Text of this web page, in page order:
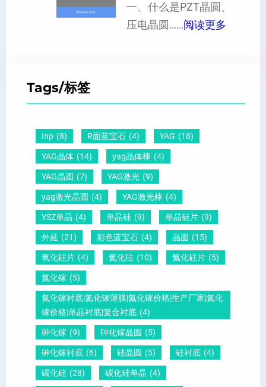
硅
）
或
者
因
？
给
你
说
明
晶
向
晶
向
1
1
0
怎
？
一、什么是PZT晶圆、
压电晶圆……阅读更多
晶
Tags/标签
Inp (8) R面蓝宝石 (4) YAG (18)
YAG晶体 (14) yag晶体棒 (4)
YAG晶圆 (7) YAG激光 (9)
yag激光晶圆 (4) YAG激光棒 (4)
YSZ单晶 (4) 单晶硅 (9) 单晶硅片 (9)
外延 (21) 彩色蓝宝石 (4) 晶圆 (15)
氧化硅片 (4) 氮化硅 (10) 氮化硅片 (5)
氮化镓 (5)
氮化镓衬底|氮化镓薄膜|氮化镓价格|生产厂家|氮化
镓价格|单晶衬底|复合衬底 (4)
砷化镓 (9) 砷化镓晶圆 (5)
砷化镓衬底 (6) 硅晶圆 (5) 硅衬底 (4)
碳化硅 (28) 碳化硅单晶 (4)